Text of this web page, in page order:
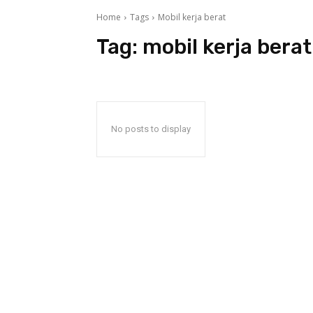
Home Tags Mobil kerja berat
Tag: mobil kerja berat
No posts to display